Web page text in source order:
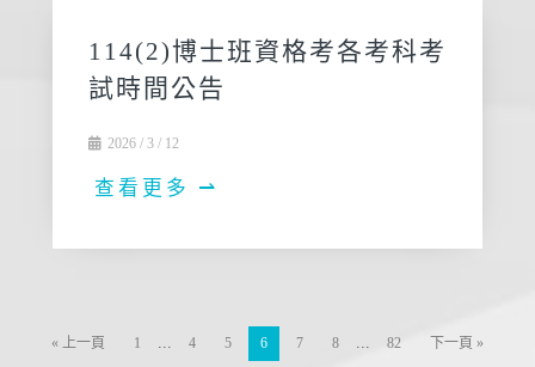
114(2)博士班資格考各考科考
試時間公告
2026 / 3 / 12
查看更多 ⇀
« 上一頁 1 ... 4 5 6 7 8 ... 82 下一頁 »